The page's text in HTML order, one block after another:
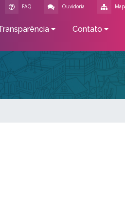
Ouvidoria
FAQ
Contato